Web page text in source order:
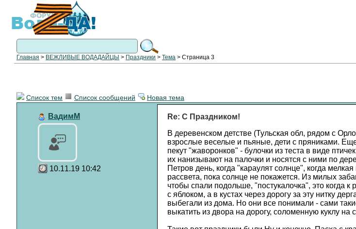
Главная > ВЕЖЛИВЫЕ ВОДАДАЙЦЫ > Праздники > Тема > Страница 3
Список тем
Список сообщений Новая тема
ВадимМ
10.11.19 10:42
Re: С Праздником!
В деревенском детстве (Тульская обл, рядом с
взрослые веселые и пьяные, дети с пряниками.
пекут "жаворонков" - булочки из теста в виде
их нанизывают на палочки и носятся с ними по
Петров день, когда "караулят солнце", когда
рассвета, пока солнце не покажется. Из милых
чтобы спали подольше, "постукалочка", это когда к
с яблоком, а в кустах через дорогу за эту нитку
выбегали из дома. Но они все понимали - сами
выкатить из двора на дорогу, соломенную куклу на